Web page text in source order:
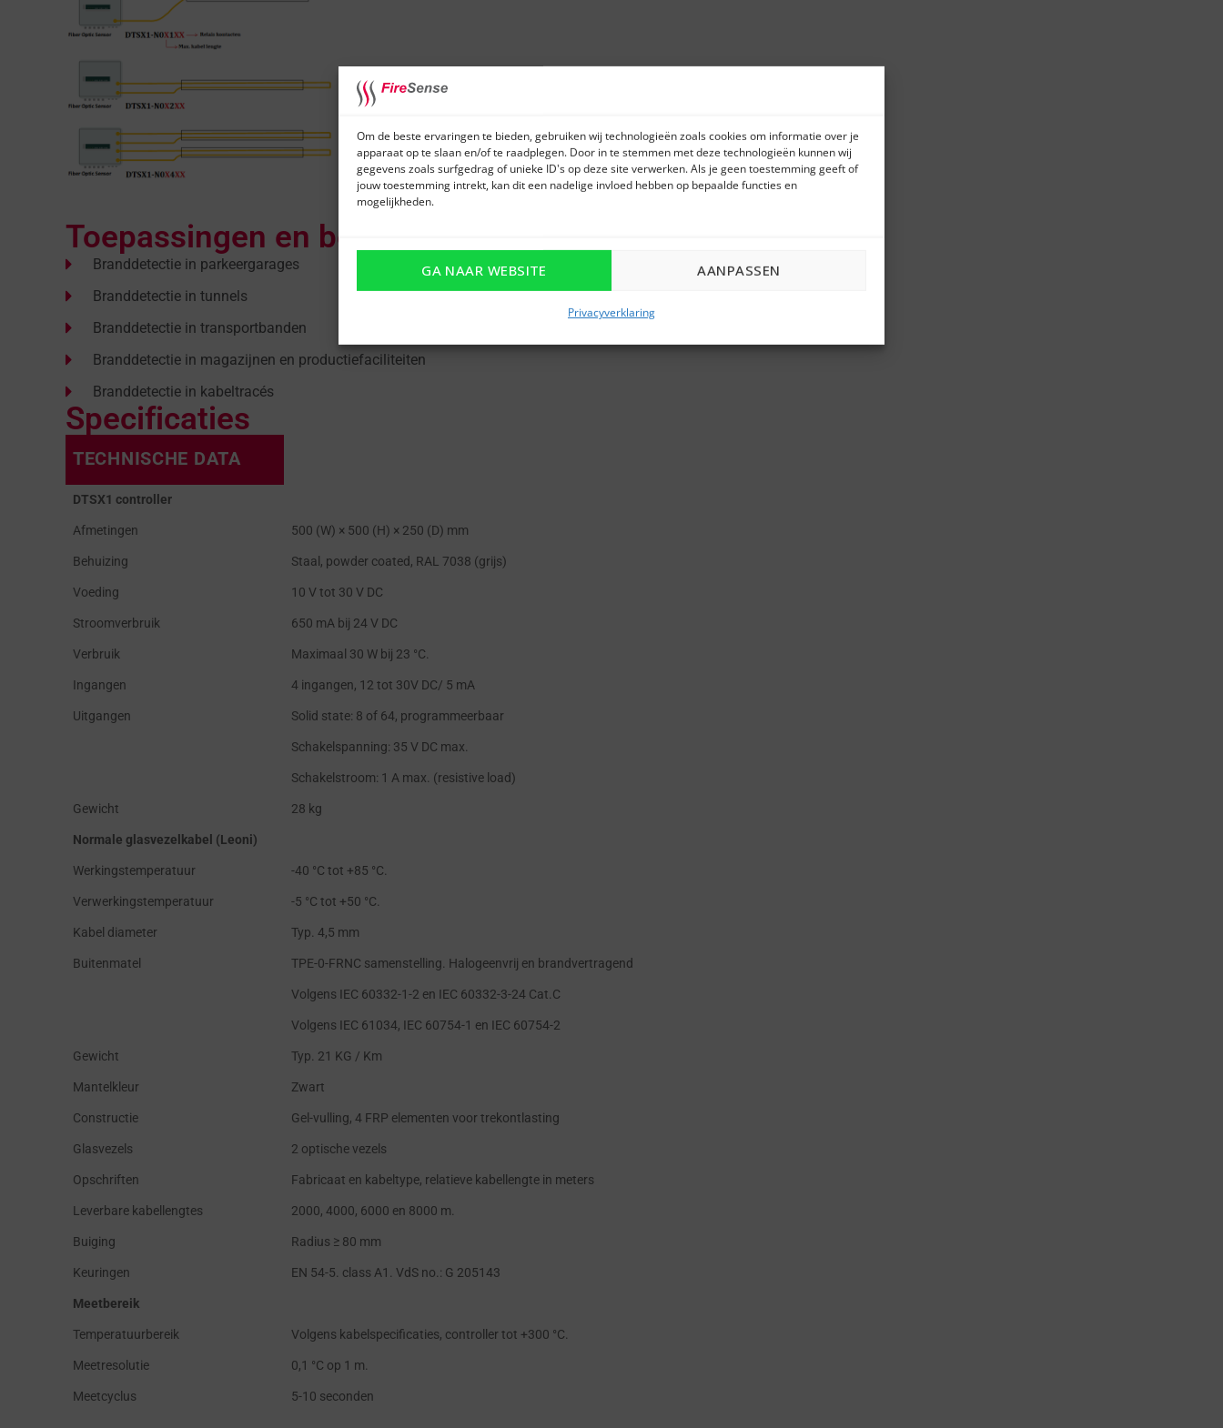
Om de beste ervaringen te bieden, gebruiken wij technologieën zoals cookies om informatie over je
apparaat op te slaan en/of te raadplegen. Door in te stemmen met deze technologieën kunnen wij
gegevens zoals surfgedrag of unieke ID's op deze site verwerken. Als je geen toestemming geeft of
jouw toestemming intrekt, kan dit een nadelige invloed hebben op bepaalde functies en
mogelijkheden.
GA NAAR WEBSITE AANPASSEN
Privacyverklaring
Toepassingen en belangrijkste doelmarkten
Branddetectie in parkeergarages
Branddetectie in tunnels
Branddetectie in transportbanden
Branddetectie in magazijnen en productiefaciliteiten
Branddetectie in kabeltracés
Specificaties
TECHNISCHE DATA
DTSX1 controller
Afmetingen
500 (W) × 500 (H) × 250 (D) mm
Behuizing
Staal, powder coated, RAL 7038 (grijs)
Voeding
10 V tot 30 V DC
Stroomverbruik
650 mA bij 24 V DC
Verbruik
Maximaal 30 W bij 23 °C.
Ingangen
4 ingangen, 12 tot 30V DC/ 5 mA
Uitgangen
Solid state: 8 of 64, programmeerbaar
Schakelspanning: 35 V DC max.
Schakelstroom: 1 A max. (resistive load)
Gewicht
28 kg
Normale glasvezelkabel (Leoni)
Werkingstemperatuur
-40 °C tot +85 °C.
Verwerkingstemperatuur
-5 °C tot +50 °C.
Kabel diameter
Typ. 4,5 mm
Buitenmatel
TPE-0-FRNC samenstelling. Halogeenvrij en brandvertragend
Volgens IEC 60332-1-2 en IEC 60332-3-24 Cat.C
Volgens IEC 61034, IEC 60754-1 en IEC 60754-2
Gewicht
Typ. 21 KG / Km
Mantelkleur
Zwart
Constructie
Gel-vulling, 4 FRP elementen voor trekontlasting
Glasvezels
2 optische vezels
Opschriften
Fabricaat en kabeltype, relatieve kabellengte in meters
Leverbare kabellengtes
2000, 4000, 6000 en 8000 m.
Buiging
Radius ≥ 80 mm
Keuringen
EN 54-5. class A1. VdS no.: G 205143
Meetbereik
Temperatuurbereik
Volgens kabelspecificaties, controller tot +300 °C.
Meetresolutie
0,1 °C op 1 m.
Meetcyclus
5-10 seconden